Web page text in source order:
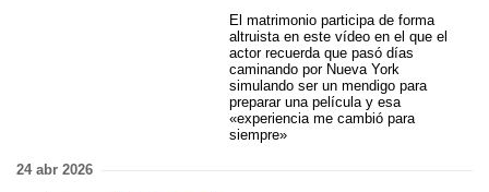
El matrimonio participa de forma
altruista en este vídeo en el que el
actor recuerda que pasó días
caminando por Nueva York
simulando ser un mendigo para
preparar una película y esa
«experiencia me cambió para
siempre»
24 abr 2026